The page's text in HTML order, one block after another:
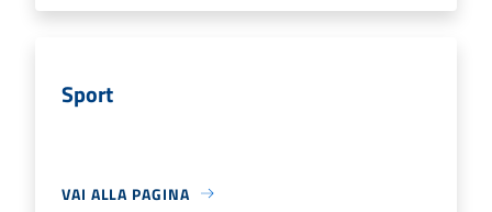
Sport
VAI ALLA PAGINA